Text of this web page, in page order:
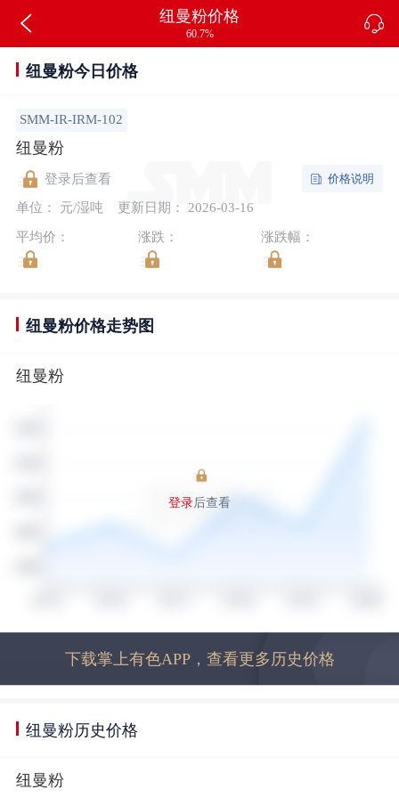
纽曼粉价格
60.7%
纽曼粉今日价格
SMM-IR-IRM-102
纽曼粉
登录后查看
单位： 元/湿吨
更新日期： 2026-03-16
价格说明
平均价： 涨跌： 涨跌幅：
纽曼粉价格走势图
纽曼粉
登录后查看
下载掌上有色APP，查看更多历史价格
纽曼粉历史价格
纽曼粉